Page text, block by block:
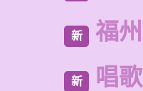
新 福
新 唱